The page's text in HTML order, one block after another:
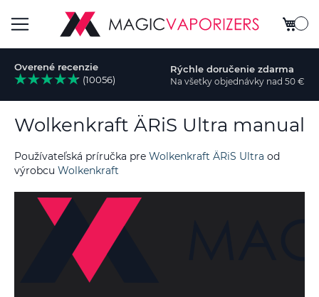
Nav
Môj
Overené recenzie
(10056)
Rýchle doručenie zdarma
Na všetky objednávky nad 50 €
Wolkenkraft ÄRiS Ultra manual
Používateľská príručka pre Wolkenkraft ÄRiS Ultra od
výrobcu Wolkenkraft